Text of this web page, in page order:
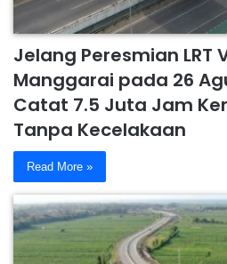
Jelang Peresmian LRT
Manggarai pada 26
Catat 7.5 Juta Jam
Tanpa Kecelakaan
Read More »